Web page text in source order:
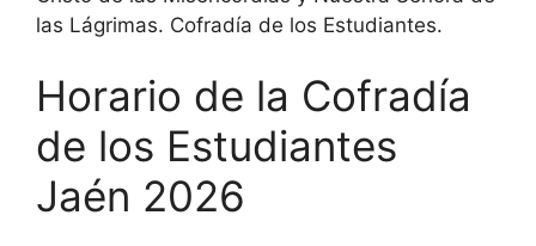
las Lágrimas. Cofradía de los Estudiantes.
Horario de la Cofradía
de los Estudiantes
Jaén 2026